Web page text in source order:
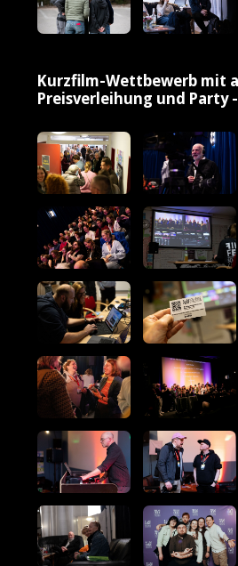
Kurzfilm-Wettbewerb mit
Preisverleihung und Party